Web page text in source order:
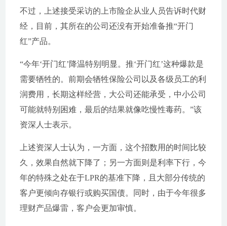
不过，上述接受采访的上市险企从业人员告诉时代财
经，目前，其所在的公司还没有开始准备推“开门
红”产品。
“今年‘开门红’降温特别明显。推‘开门红’这种爆款是
需要牺牲的。前期会牺牲保险公司以及各级员工的利
润费用，长期这样经营，大公司还能承受，中小公司
可能就特别困难，最后的结果就像吃慢性毒药。”该
资深人士表示。
上述资深人士认为，一方面，这个招数用的时间比较
久，效果自然就下降了；另一方面则是利率下行，今
年的特殊之处在于LPR的基准下降，且大部分传统的
客户更倾向存银行或购买国债。同时，由于今年很多
理财产品爆雷，客户会更加审慎。